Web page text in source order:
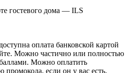
гостевого дома — ILS
оплата банковской картой
Можно частично или полностью
Можно оплатить
если он у вас есть.